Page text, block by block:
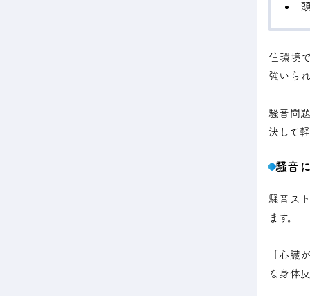
住環境
強いら
騒音問
決して
騒音
騒音ス
ます。
「心臓
な身体